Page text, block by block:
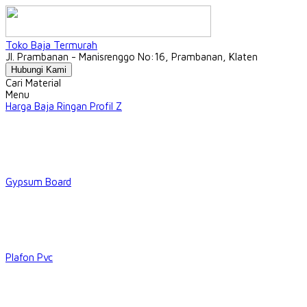
Toko Baja Termurah
Jl. Prambanan - Manisrenggo No:16, Prambanan, Klaten
Hubungi Kami
Cari Material
Menu
Harga Baja Ringan Profil Z
Gypsum Board
Plafon Pvc